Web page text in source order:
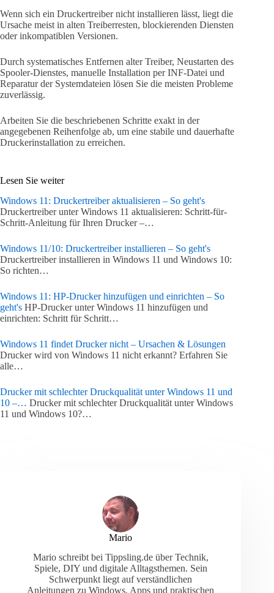
Wenn sich ein Druckertreiber nicht installieren lässt, liegt die
Ursache meist in alten Treiberresten, blockierenden Diensten
oder inkompatiblen Versionen.
Durch systematisches Entfernen alter Treiber, Neustarten des
Spooler-Dienstes, manuelle Installation per INF-Datei und
Reparatur der Systemdateien lösen Sie die meisten Probleme
zuverlässig.
Arbeiten Sie die beschriebenen Schritte exakt in der
angegebenen Reihenfolge ab, um eine stabile und dauerhafte
Druckerinstallation zu erreichen.
Lesen Sie weiter
Windows 11: Druckertreiber aktualisieren – So geht's
Druckertreiber unter Windows 11 aktualisieren: Schritt-für-
Schritt-Anleitung für Ihren Drucker –…
Windows 11/10: Druckertreiber installieren – So geht's
Druckertreiber installieren in Windows 11 und Windows 10:
So richten…
Windows 11: HP-Drucker hinzufügen und einrichten – So
geht's HP-Drucker unter Windows 11 hinzufügen und
einrichten: Schritt für Schritt…
Windows 11 findet Drucker nicht – Ursachen & Lösungen
Drucker wird von Windows 11 nicht erkannt? Erfahren Sie
alle…
Drucker mit schlechter Druckqualität unter Windows 11 und
10 –… Drucker mit schlechter Druckqualität unter Windows
11 und Windows 10?…
Mario
Mario schreibt bei Tippsling.de über Technik,
Spiele, DIY und digitale Alltagsthemen. Sein
Schwerpunkt liegt auf verständlichen
Anleitungen zu Windows, Apps und praktischen